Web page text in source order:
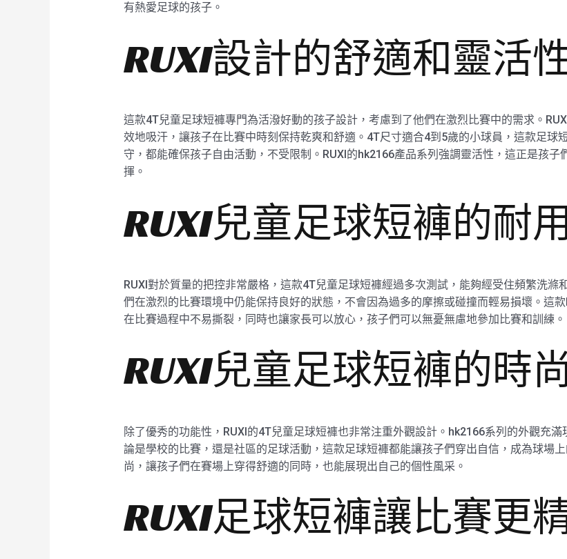
有熱愛足球的孩子。
RUXI設計的舒適和靈活
這款4T兒童足球短褲專門為活潑好動的孩子設計，考慮到了他們在激烈比賽中的需求。
效地吸汗，讓孩子在比賽中時刻保持乾爽和舒適。4T尺寸適合4到5歲的小球員，這款足球
守，都能確保孩子自由活動，不受限制。RUXI的hk2166產品系列強調靈活性，這正是孩
揮。
RUXI兒童足球短褲的耐
RUXI對於質量的把控非常嚴格，這款4T兒童足球短褲經過多次測試，能夠經受住頻繁洗
們在激烈的比賽環境中仍能保持良好的狀態，不會因為過多的摩擦或碰撞而輕易損壞。這
在比賽過程中不易撕裂，同時也讓家長可以放心，孩子們可以無憂無慮地參加比賽和訓練。
RUXI兒童足球短褲的時
除了優秀的功能性，RUXI的4T兒童足球短褲也非常注重外觀設計。hk2166系列的外觀充
論是學校的比賽，還是社區的足球活動，這款足球短褲都能讓孩子們穿出自信，成為球場
尚，讓孩子們在賽場上穿得舒適的同時，也能展現出自己的個性風采。
RUXI足球短褲讓比賽更